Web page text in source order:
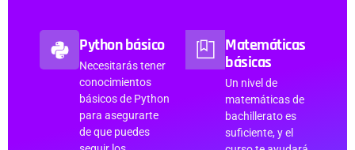
Python básico
Necesitarás tener
conocimientos
básicos de Python
para asegurarte
de que puedes
Matemáticas
básicas
Un nivel de
matemáticas de
bachillerato es
suficiente, y el